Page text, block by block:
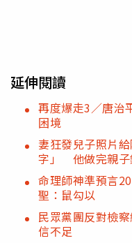
延伸閱讀
再度爆走3／唐
困境
妻狂發兒子照片
字」 他做完親子
命理師神準預言
聖：鼠勾以
民眾黨團反對檢
信不足